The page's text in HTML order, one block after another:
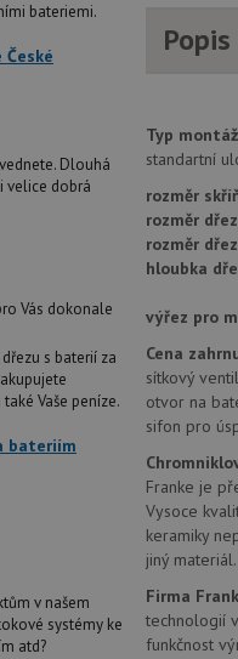
bateriemi.
Dlouhá
velice dobrá
Vás dokonale
s baterií za
Vaše peníze.
bateriím
v našem
systémy ke
atd?
Typ
standartní
rozměr
rozměr
rozměr
hloubka
výřez pro
Cena
sítkový
otvor na
sifon pro
Franke je
Vysoce
keramiky
jiný
Firma
technologií
funkčnost
AWSALBCORS
AUTORIZACE
Název
_ga_9T91YFLEPX
__Secure-YNID